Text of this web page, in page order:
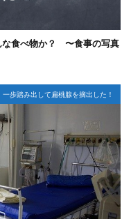
な食べ物か？ 〜食事の写真
一歩踏み出して扁桃腺を摘出した！